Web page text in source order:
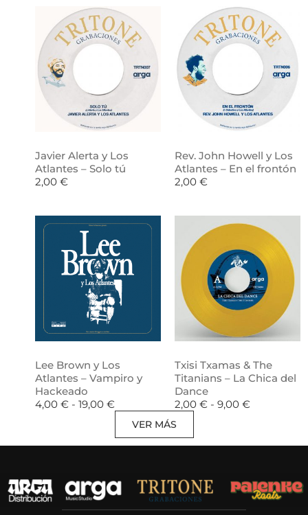
Javier Alerta y Los
Atlantes – Solo tú
2,00 €
Rev. John Howell y Los
Atlantes – En el frontón
2,00 €
Lee Brown y Los
Atlantes – Vampiro y
Hackeado
4,00 € - 19,00 €
Txisi Txamas & The
Titanians – La Chica del
Dance
2,00 € - 9,00 €
VER MÁS